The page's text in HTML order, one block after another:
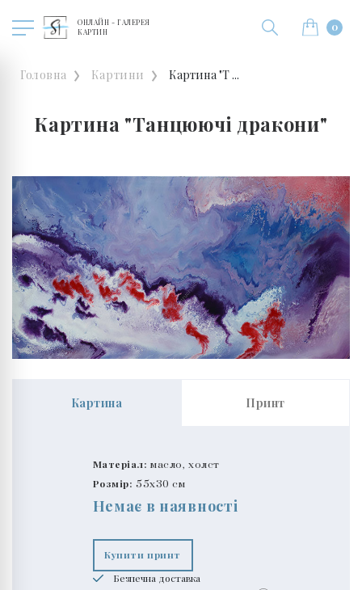
ОНЛАЙН - ГАЛЕРЕЯ
КАРТИН
0
Головна Картини Картина "Т ...
Картина "Танцюючі дракони"
Картина Принт
Матеріал: масло, холст
Розмір: 55x30 см
Немає в наявності
Купити принт
Безпечна доставка